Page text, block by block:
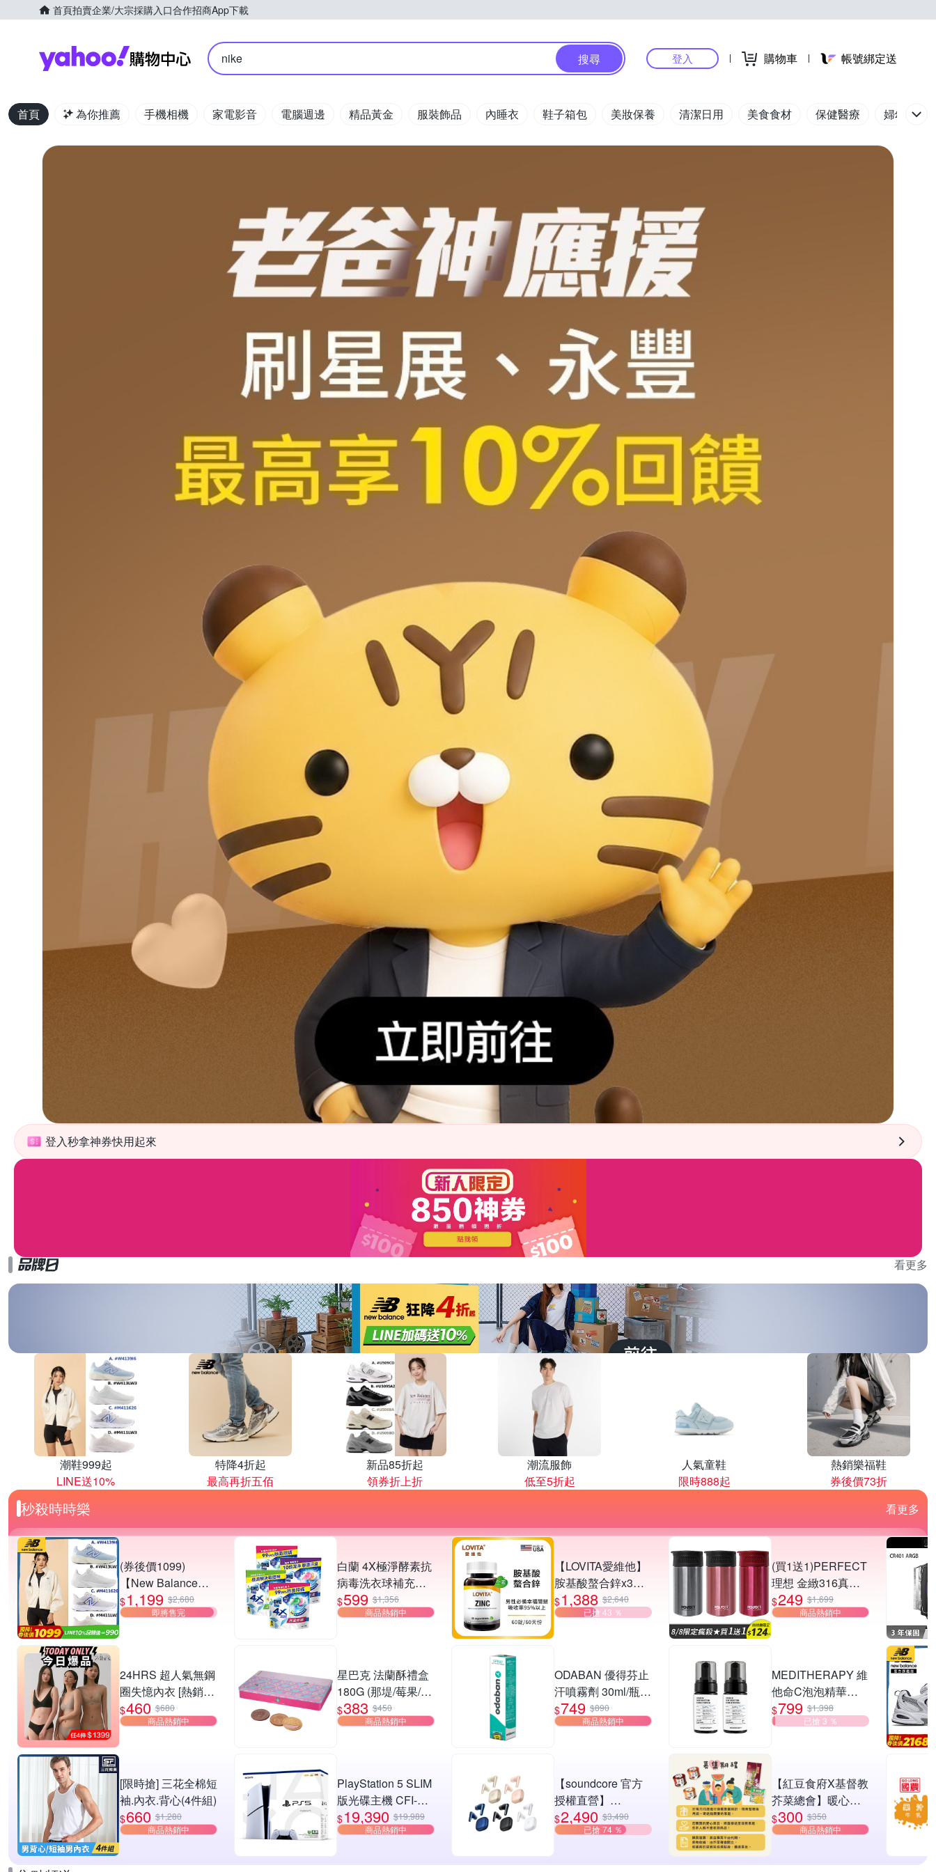
首頁拍賣企業/大宗採購入口合作招商App下載
Yahoo購物中心
nike 搜尋 登入 購物車 帳號綁定送
首頁 為你推薦 手機相機 家電影音 電腦週邊 精品黃金 服裝飾品 內睡衣 鞋子箱包 美妝保養 清潔日用 美食食材 保健醫療 婦幼玩具
登入秒拿神券快用起來
看更多
潮鞋999起
LINE送10%
特降4折起
最高再折五佰
新品85折起
領券折上折
潮流服飾
低至5折起
人氣童鞋
限時888起
熱銷樂福鞋
券後價73折
秒殺時時樂 看更多
(券後價1099)
【New Balance】
慢跑鞋_女/中性_多
款任選
W3) (網路獨家款)
$1,199 $2,680
即將售完
24HRS 超人氣無鋼
圈失憶內衣 [熱銷好
評]
$460 $680
商品熱銷中
[限時搶] 三花全棉短
袖.內衣.背心(4件組)
$660 $1,280
商品熱銷中
白蘭 4X極淨酵素抗
病毒洗衣球補充包
(30顆/袋)_4入組(三
款任選)
$599 $1,356
商品熱銷中
星巴克 法蘭酥禮盒
180G (那堤/莓果/海
鹽焦糖)
$383 $450
商品熱銷中
PlayStation 5 SLIM
版光碟主機 CFI-
2118A01
$19,390 $19,989
商品熱銷中
【LOVITA愛維他】
胺基酸螯合鋅x3瓶
30mg素食錠(鋅錠)
$1,388 $2,640
已搶 43 ％
ODABAN 優得芬止
汗噴霧劑 30ml/瓶
(原廠公司貨 止汗劑
止汗噴霧)
$749 $890
商品熱銷中
【soundcore 官方
授權直營】
soundcore Liberty 5
降噪真無線藍牙耳
$2,490 $3,490
已搶 74 ％
(買1送1)PERFECT
理想 金緻316真空
咖啡萃取杯 (8H)
$249 $1,699
商品熱銷中
MEDITHERAPY 維
他命C泡泡精華
100ml 2入組
$799 $1,398
已搶 3 ％
【紅豆食府X基督教
芥菜總會】暖心公
益送愛救助A套餐愛
心募集(購買者本人
$300 $350
商品熱銷中